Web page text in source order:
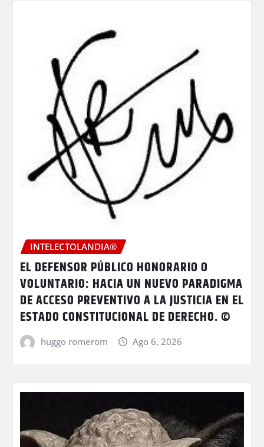
INTELECTOLANDIA®
EL DEFENSOR PÚBLICO HONORARIO O
VOLUNTARIO: HACIA UN NUEVO PARADIGMA
DE ACCESO PREVENTIVO A LA JUSTICIA EN EL
ESTADO CONSTITUCIONAL DE DERECHO. ©
huggo romerom Ago 6, 2026